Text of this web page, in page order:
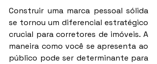
Construir uma marca pessoal sólida
se tornou um diferencial estratégico
crucial para corretores de imóveis. A
maneira como você se apresenta ao
público pode ser determinante para